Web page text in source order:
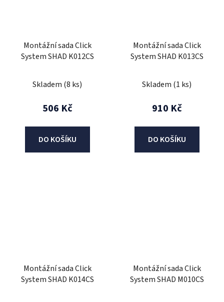
Montážní sada Click
System SHAD K012CS
Skladem (8 ks)
506 Kč
DO KOŠÍKU
Montážní sada Click
System SHAD K013CS
Skladem (1 ks)
910 Kč
DO KOŠÍKU
Montážní sada Click
System SHAD K014CS
Montážní sada Click
System SHAD M010CS